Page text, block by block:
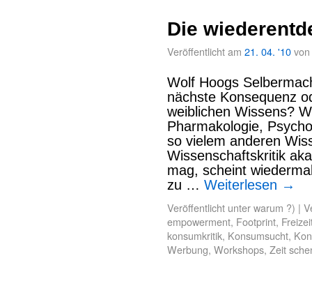
Die
Veröffentlicht am 21. 04. '10von
Wolf Hoogs
nächste Konsequenz
weiblichen Wissens?
Pharmakologie,
so vielem anderen
Wissenschaftskritik
mag, scheint
zu … Weiterlesen →
Veröffentlicht unterwarum ?) |
empowerment, Footprint,
konsumkritik, Konsumsucht,
Werbung, Workshops, Zeit